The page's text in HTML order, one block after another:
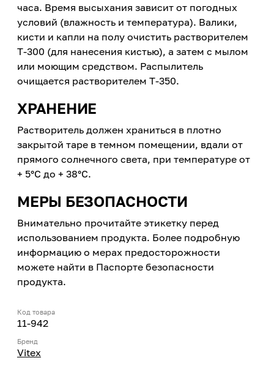
часа. Время высыхания зависит от погодных
условий (влажность и температура). Валики,
кисти и капли на полу очистить растворителем
Т-300 (для нанесения кистью), а затем с мылом
или моющим средством. Распылитель
очищается растворителем Т-350.
ХРАНЕНИЕ
Растворитель должен храниться в плотно
закрытой таре в темном помещении, вдали от
прямого солнечного света, при температуре от
+ 5°С до + 38°С.
МЕРЫ БЕЗОПАСНОСТИ
Внимательно прочитайте этикетку перед
использованием продукта. Более подробную
информацию о мерах предосторожности
можете найти в Паспорте безопасности
продукта.
Код товара
11-942
Бренд
Vitex